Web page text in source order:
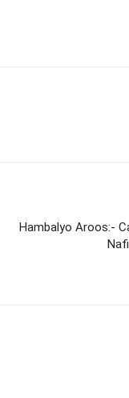
Hambalyo Aroos:-